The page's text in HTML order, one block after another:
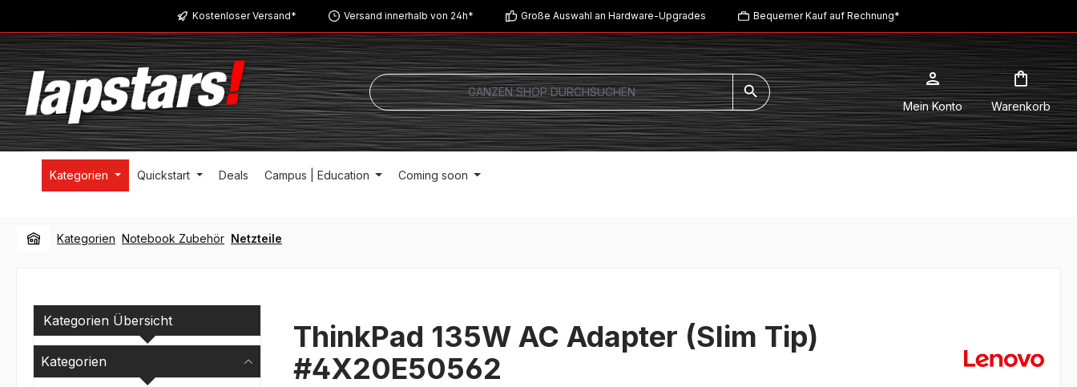
Zur Hauptnavigation springenKostenloser Versand* Versand innerhalb von 24h* Große Auswahl an Hardware-Upgrades Bequemer Kauf auf Rechnung*
Mein Konto Warenkorb
Kategorien Quickstart Deals Campus | Education Coming soon
Kategorien Notebook Zubehör Netzteile
Kategorien Übersicht
Kategorien
ThinkPad 135W AC Adapter (Slim Tip)
#4X20E50562